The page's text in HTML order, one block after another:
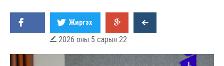
Жиргэх
 2026 оны 5 сарын 22